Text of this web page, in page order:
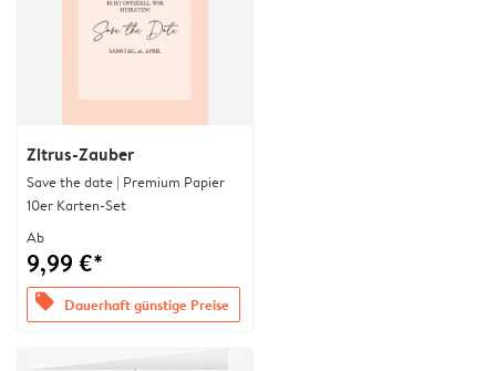
Zitrus-Zauber
Save the date | Premium Papier
10er Karten-Set
Ab
9,99 €*
offers Dauerhaft günstige Preise